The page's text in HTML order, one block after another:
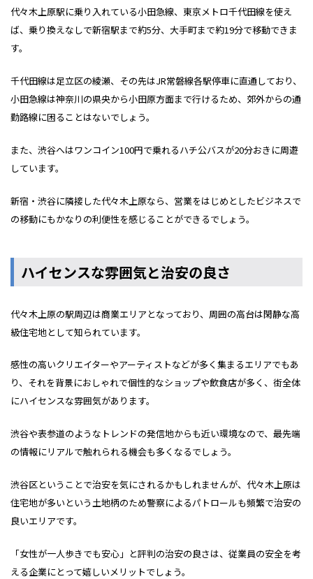
代々木上原駅に乗り入れている小田急線、東京メトロ千代田線を使え
ば、乗り換えなしで新宿駅まで約5分、大手町まで約19分で移動できま
す。
千代田線は足立区の綾瀬、その先はJR常磐線各駅停車に直通しており、
小田急線は神奈川の県央から小田原方面まで行けるため、郊外からの通
勤路線に困ることはないでしょう。
また、渋谷へはワンコイン100円で乗れるハチ公バスが20分おきに周遊
しています。
新宿・渋谷に隣接した代々木上原なら、営業をはじめとしたビジネスで
の移動にもかなりの利便性を感じることができるでしょう。
ハイセンスな雰囲気と治安の良さ
代々木上原の駅周辺は商業エリアとなっており、周囲の高台は閑静な高
級住宅地として知られています。
感性の高いクリエイターやアーティストなどが多く集まるエリアでもあ
り、それを背景におしゃれで個性的なショップや飲食店が多く、街全体
にハイセンスな雰囲気があります。
渋谷や表参道のようなトレンドの発信地からも近い環境なので、最先端
の情報にリアルで触れられる機会も多くなるでしょう。
渋谷区ということで治安を気にされるかもしれませんが、代々木上原は
住宅地が多いという土地柄のため警察によるパトロールも頻繁で治安の
良いエリアです。
「女性が一人歩きでも安心」と評判の治安の良さは、従業員の安全を考
える企業にとって嬉しいメリットでしょう。